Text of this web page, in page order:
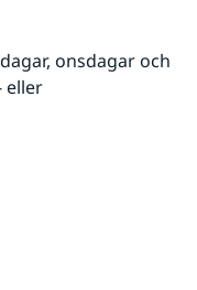
onsdagar och
eller